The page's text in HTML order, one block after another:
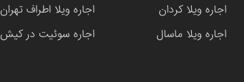
اجاره ویلا کردان
اجاره ویلا اطراف تهران
اجاره ویلا ماسال
اجاره سوئیت در کیش